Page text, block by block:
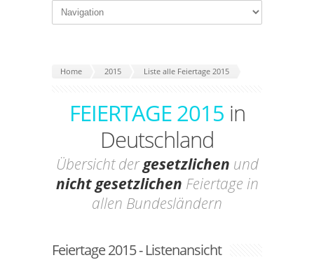
Home 2015 Liste alle Feiertage 2015
FEIERTAGE 2015 in
Deutschland
Übersicht dergesetzlichen und
nicht gesetzlichen Feiertage in
allen Bundesländern
Feiertage 2015 - Listenansicht